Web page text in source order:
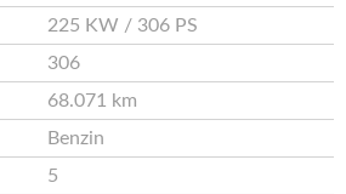
225 KW / 306 PS
306
68.071 km
Benzin
5